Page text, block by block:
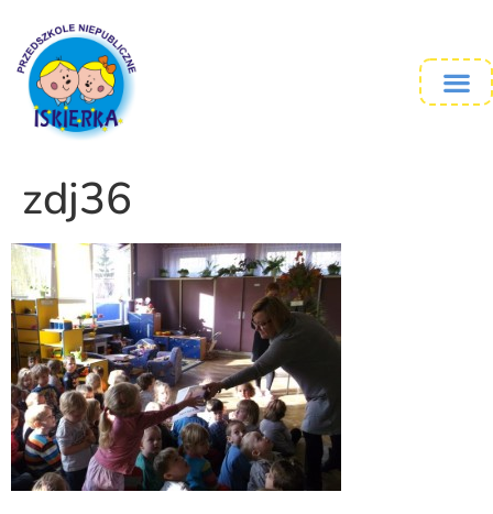
zdj36